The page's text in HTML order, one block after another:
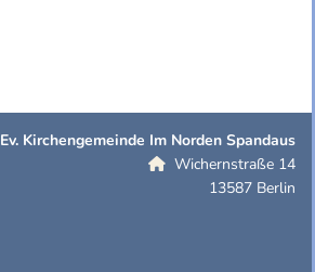
Ev. Kirchengemeinde Im Norden Spandaus
 Wichernstraße 14
13587 Berlin